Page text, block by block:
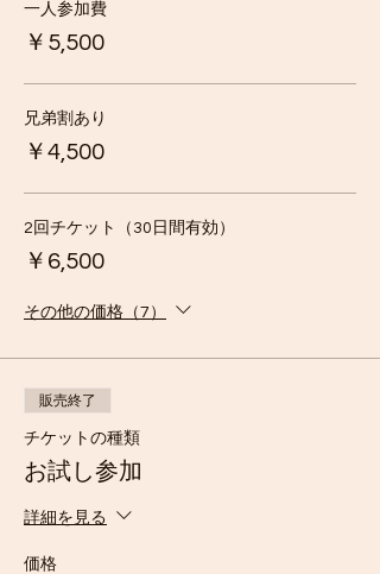
一人参加費
￥5,500
兄弟割あり
￥4,500
2回チケット（30日間有効）
￥6,500
その他の価格（7）
販売終了
チケットの種類
お試し参加
詳細を見る
価格